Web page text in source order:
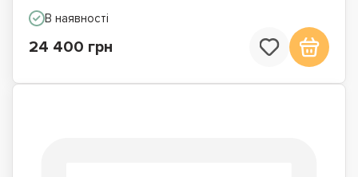
В наявності
24 400 грн